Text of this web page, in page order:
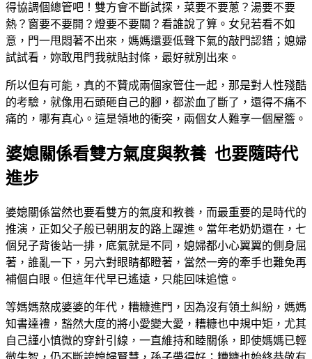
得協調個總管吧！雙方會不斷試探，菜要不要蔥？湯要不要
熱？窗要不要開？燈要不要關？看誰說了算。女兒若看不如
意，門一甩悶著不出來，媽媽還要低聲下氣的敲門認錯；媳婦
試試看，妳敢甩門我就貼封條，最好就別出來。
所以但有可能，真的不贊成兩個家管住一起，那是對人性殘酷
的考驗，就像用石頭砸自己的腳，都淤血了斷了，還得不痛不
痛的，哪有真心。這是領地的衝突，兩個女人難享一個屋簷。
婆媳關係看雙方氣度與教養 也要隨時代
進步
婆媳關係當然也要看雙方的氣度和教養，而最重要的是時代的
推演，正如父子般已朝朋友的路上躍進。當年老奶奶還在，七
個兒子背後站一排，底氣就是不同，媳婦都小心翼翼的側身屈
著，誰亂一下，另六對眼睛都瞪著，當然一旁的牽手也難免再
補個白眼。但這年代早已遙遠，只能回味追憶。
等媽媽熬成婆婆的年代，糟糠進門，因為沒有領土糾紛，媽媽
知書達禮，豁然大度的將小愛變大愛，糟糠也中規中矩，尤其
自己謹小慎微的穿針引線，一直維持和睦關係，即使媽媽已輕